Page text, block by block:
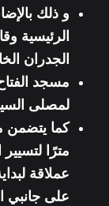
الجدران
لمصلى
مترًا
عملاقة
على جانبي